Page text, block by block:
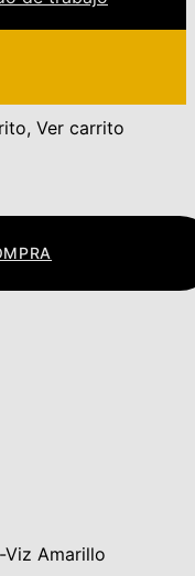
Ver carrito
Amarillo